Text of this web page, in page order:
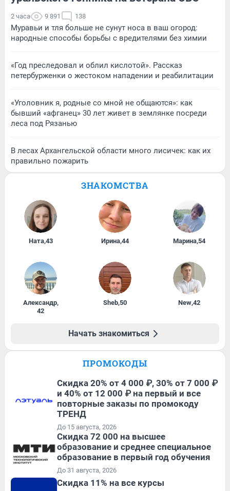
2 часа 9 891 138
Муравьи и тля больше не сунут носа в ваш огород:
народные способы борьбы с вредителями без химии
«Год преследовал и облил кислотой». Рассказ
петербурженки о жестоком нападении и реабилитации
«Уголовник я, родные со мной не общаются»: как
бывший «афганец» 30 лет живет в землянке посреди
леса под Рязанью
В лесах Архангельской области много лисичек: как их
правильно пожарить
ЗНАКОМСТВА
Ната,43 Ирина,44 Марина,54
Александр,
42
Sheb,50 New,42
Начать знакомиться
ПРОМОКОДЫ
Скидка 20% от 4 000 ₽, 30% от 7 000 ₽
и 40% от 12 000 ₽ на первый и все
повторные заказы по промокоду
ТРЕНД
До 15 августа, 2026
Скидка 72 000 на высшее
образование и среднее специальное
образование в первый год обучения
До 31 августа, 2026
Скидка 11% на все курсы